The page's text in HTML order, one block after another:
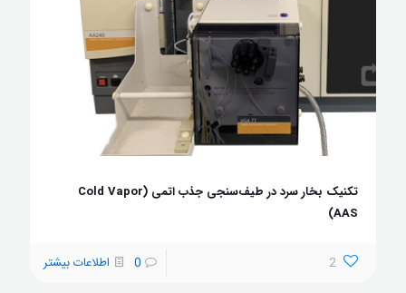
تکنیک بخار سرد در طیف‌سنجی جذب اتمی (Cold Vapor
AAS)
2
0 اطلاعات بیشتر